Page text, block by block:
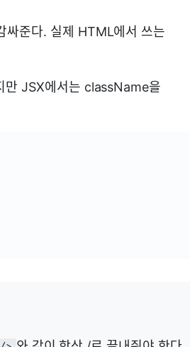
준다. 실제 HTML에서 쓰는
만 JSX에서는 className을